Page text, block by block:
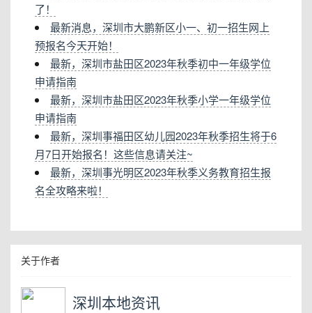
了！
最新消息，深圳市大鹏新区小一、初一招生网上
预报名今天开始！
最新，深圳市盐田区2023年秋季初中一年级学位
申请指南
最新，深圳市盐田区2023年秋季小学一年级学位
申请指南
最新，深圳事福田区幼儿园2023年秋季招生将于6
月7日开始报名！这些信息请关注~
最新，深圳事光明区2023年秋季义务教育招生报
名全攻略来啦！
关于作者
深圳本地资讯